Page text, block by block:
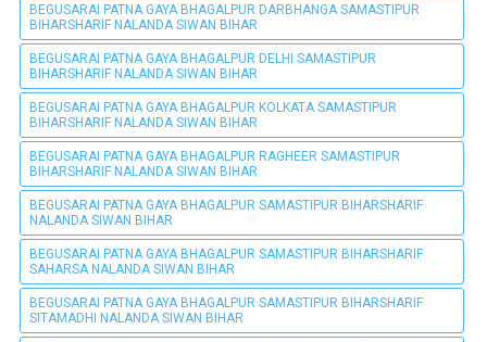
BEGUSARAI PATNA GAYA BHAGALPUR DARBHANGA SAMASTIPUR
BIHARSHARIF NALANDA SIWAN BIHAR
BEGUSARAI PATNA GAYA BHAGALPUR DELHI SAMASTIPUR
BIHARSHARIF NALANDA SIWAN BIHAR
BEGUSARAI PATNA GAYA BHAGALPUR KOLKATA SAMASTIPUR
BIHARSHARIF NALANDA SIWAN BIHAR
BEGUSARAI PATNA GAYA BHAGALPUR RAGHEER SAMASTIPUR
BIHARSHARIF NALANDA SIWAN BIHAR
BEGUSARAI PATNA GAYA BHAGALPUR SAMASTIPUR BIHARSHARIF
NALANDA SIWAN BIHAR
BEGUSARAI PATNA GAYA BHAGALPUR SAMASTIPUR BIHARSHARIF
SAHARSA NALANDA SIWAN BIHAR
BEGUSARAI PATNA GAYA BHAGALPUR SAMASTIPUR BIHARSHARIF
SITAMADHI NALANDA SIWAN BIHAR